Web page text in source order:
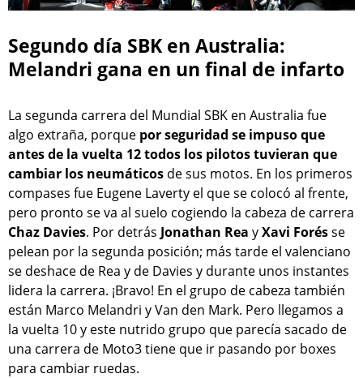
Segundo día SBK en Australia:
Melandri gana en un final de infarto
La segunda carrera del Mundial SBK en Australia fue
algo extraña, porque por seguridad se impuso que
antes de la vuelta 12 todos los pilotos tuvieran que
cambiar los neumáticos de sus motos. En los primeros
compases fue Eugene Laverty el que se colocó al frente,
pero pronto se va al suelo cogiendo la cabeza de carrera
Chaz Davies. Por detrás Jonathan Rea yXavi Forésse
pelean por la segunda posición; más tarde el valenciano
se deshace de Rea y de Davies y durante unos instantes
lidera la carrera. ¡Bravo! En el grupo de cabeza también
están Marco Melandri y Van den Mark. Pero llegamos a
la vuelta 10 y este nutrido grupo que parecía sacado de
una carrera de Moto3 tiene que ir pasando por boxes
para cambiar ruedas.